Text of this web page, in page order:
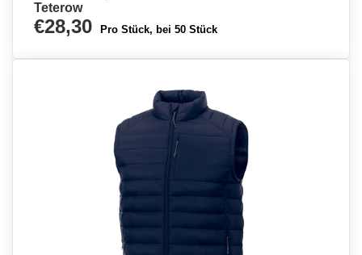
Teterow
€28,30 Pro Stück, bei 50 Stück